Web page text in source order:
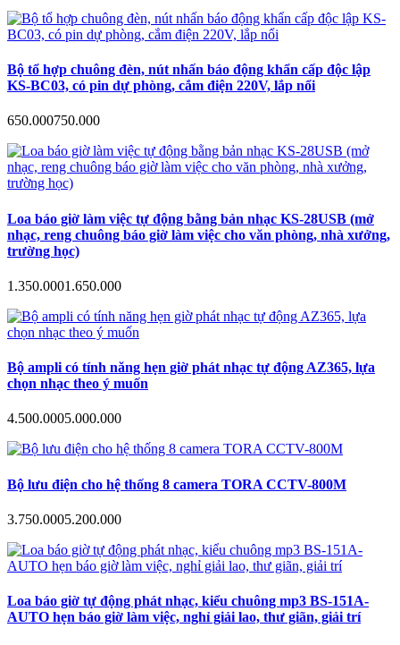
Bộ tổ hợp chuông đèn, nút nhấn báo động khẩn cấp độc lập
KS-BC03, có pin dự phòng, cắm điện 220V, lắp nổi
650.000750.000
Loa báo giờ làm việc tự động bằng bản nhạc KS-28USB (mở
nhạc, reng chuông báo giờ làm việc cho văn phòng, nhà xưởng,
trường học)
1.350.0001.650.000
Bộ ampli có tính năng hẹn giờ phát nhạc tự động AZ365, lựa
chọn nhạc theo ý muốn
4.500.0005.000.000
Bộ lưu điện cho hệ thống 8 camera TORA CCTV-800M
3.750.0005.200.000
Loa báo giờ tự động phát nhạc, kiểu chuông mp3 BS-151A-
AUTO hẹn báo giờ làm việc, nghỉ giải lao, thư giãn, giải trí